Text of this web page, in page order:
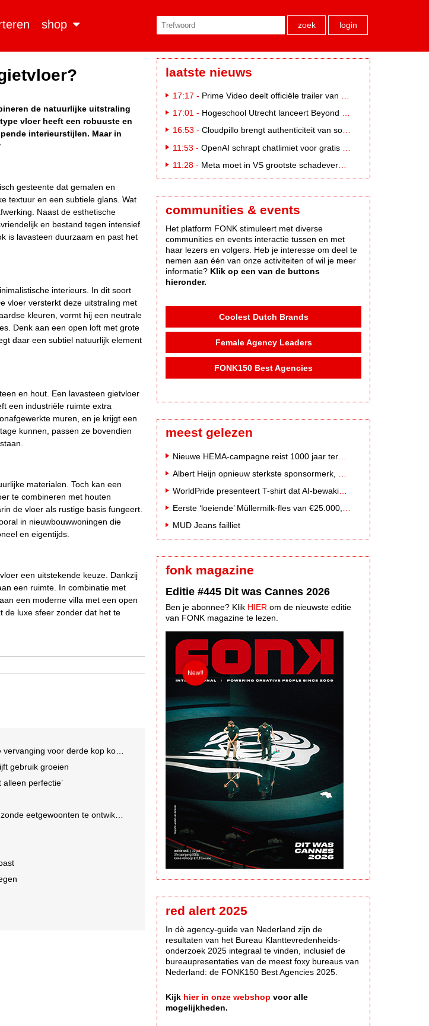
shop zoek login
de natuurlijke uitstraling
vloer heeft een robuuste en
interieurstijlen. Maar in
gesteente dat gemalen en
textuur en een subtiele glans. Wat
Naast de esthetische
en bestand tegen intensief
is lavasteen duurzaam en past het
interieurs. In dit soort
vloer versterkt deze uitstraling met
kleuren, vormt hij een neutrale
Denk aan een open loft met grote
daar een subtiel natuurlijk element
en hout. Een lavasteen gietvloer
een industriële ruimte extra
muren, en je krijgt een
kunnen, passen ze bovendien
materialen. Toch kan een
te combineren met houten
de vloer als rustige basis fungeert.
in nieuwbouwwoningen die
en eigentijds.
een uitstekende keuze. Dankzij
een ruimte. In combinatie met
een moderne villa met een open
de luxe sfeer zonder dat het te
voor derde kop koffie
gebruik groeien
perfectie’
eetgewoonten te ontwikkelen
laatste nieuws
17:17 - Prime Video deelt officiële trailer van L*VE KLEINE
17:01 - Hogeschool Utrecht lanceert Beyond Campus binnen International Creative Business
16:53 - Cloudpillo brengt authenticiteit van social naar tv
11:53 - OpenAI schrapt chatlimiet voor gratis ChatGPT-gebruikers
11:28 - Meta moet in VS grootste schadevergoeding ooit betalen: 567 miljoen dollar
communities & events
Het platform FONK stimuleert met diverse
communities en events interactie tussen en met
haar lezers en volgers. Heb je interesse om deel te
nemen aan één van onze activiteiten of wil je meer
informatie? Klik op een van de buttons
hieronder.
Coolest Dutch Brands
Female Agency Leaders
FONK150 Best Agencies
meest gelezen
MUD Jeans failliet
fonk magazine
Editie #445 Dit was Cannes 2026
Ben je abonnee? Klik HIER om de nieuwste editie
van FONK magazine te lezen.
red alert 2025
In dè agency-guide van Nederland zijn de
resultaten van het Bureau Klanttevredenheids-
onderzoek 2025 integraal te vinden, inclusief de
bureaupresentaties van de meest foxy bureaus van
Nederland: de FONK150 Best Agencies 2025.
Kijk hier in onze webshop voor alle
mogelijkheden.